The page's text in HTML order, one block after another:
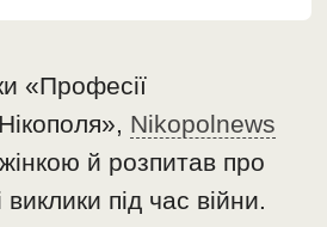
«Професії
Nikopolnews
й розпитав про
виклики під час війни.